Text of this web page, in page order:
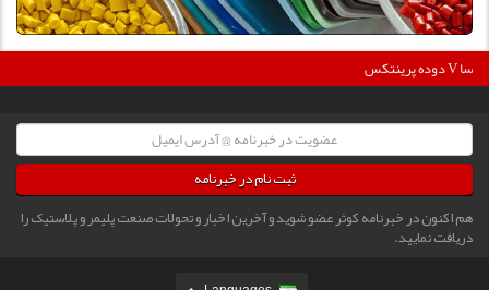
دوده پرینتکس V دگوسا :
ثبت نام در خبرنامه
هم اکنون در خبرنامه کوثر عضو شوید و آخرین اخبار و تحولات صنعت پلیمر و پلاستیک را
دریافت نمایید.